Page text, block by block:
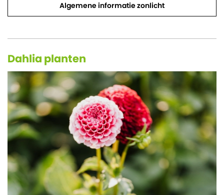
Algemene informatie zonlicht
Dahlia planten